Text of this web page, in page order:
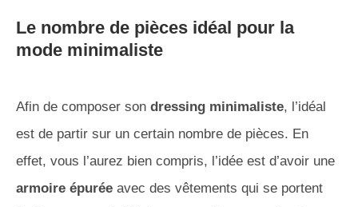
Le nombre de pièces idéal pour la
mode minimaliste
Afin de composer son dressing minimaliste, l’idéal
est de partir sur un certain nombre de pièces. En
effet, vous l’aurez bien compris, l’idée est d’avoir une
armoire épurée avec des vêtements qui se portent